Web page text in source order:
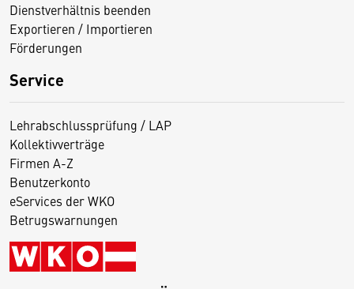
Dienstverhältnis beenden
Exportieren / Importieren
Förderungen
Service
Lehrabschlussprüfung / LAP
Kollektivverträge
Firmen A-Z
Benutzerkonto
eServices der WKO
Betrugswarnungen